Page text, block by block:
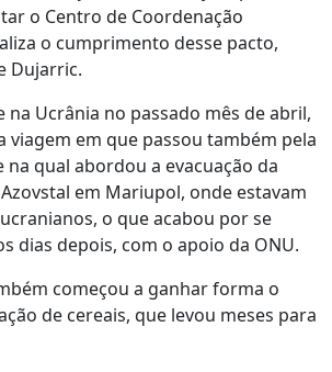
o Centro de Coordenação
o cumprimento desse pacto,
Dujarric.
na Ucrânia no passado mês de abril,
viagem em que passou também pela
na qual abordou a evacuação da
em Mariupol, onde estavam
o que acabou por se
dias depois, com o apoio da ONU.
começou a ganhar forma o
de cereais, que levou meses para